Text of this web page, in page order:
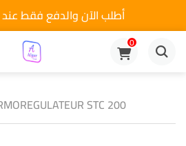
أطلب الآن والدفع فقط عند
0
STC 200